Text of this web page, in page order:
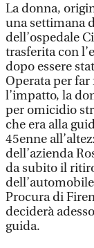
La donna,
una settimana
dell’ospedale
trasferita con
dopo essere
Operata per
l’impatto, la
per omicidio
che era alla
45enne
dell’azienda
da subito il
Procura di
deciderà
guida.